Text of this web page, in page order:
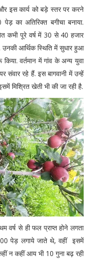
और इस कार्य को बड़े स्तर पर करने
का अतिरिक्त बगीचा बनाया.
कभी पूरे वर्ष में 30 से 40 हजार
आर्थिक स्थिति में सुधार हुआ
वर्तमान में गांव के अन्य युवा
संवार रहे हैं. इस बागवानी में उन्हें
मिश्रित खेती भी की जा रही है.
वर्ष से ही फल प्राप्त होने लगता
पेड़ लगाये जाते थे, वहीं इसमें
न कहीं आय भी 10 गुना बढ़ रही